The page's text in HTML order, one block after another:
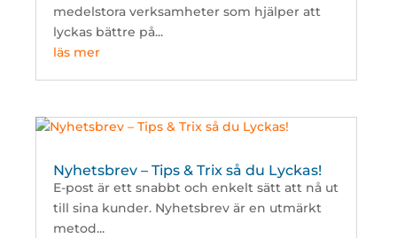
medelstora verksamheter som hjälper att
lyckas bättre på...
läs mer
Nyhetsbrev – Tips & Trix så du Lyckas!
E-post är ett snabbt och enkelt sätt att nå ut
till sina kunder. Nyhetsbrev är en utmärkt
metod...